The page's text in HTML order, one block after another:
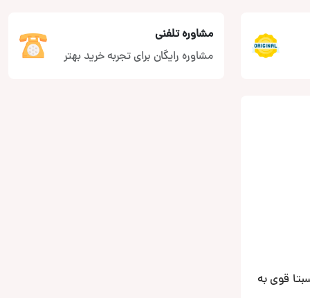
مشاوره تلفنی
مشاوره رایگان برای تجربه خرید بهتر
نسبتا قوی به